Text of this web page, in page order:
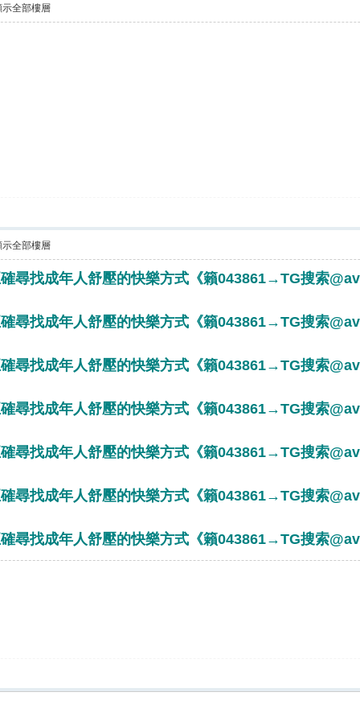
示全部樓層
示全部樓層
尋找成年人舒壓的快樂方式《籟043861→TG搜索
尋找成年人舒壓的快樂方式《籟043861→TG搜索
尋找成年人舒壓的快樂方式《籟043861→TG搜索
尋找成年人舒壓的快樂方式《籟043861→TG搜索
尋找成年人舒壓的快樂方式《籟043861→TG搜索
尋找成年人舒壓的快樂方式《籟043861→TG搜索
尋找成年人舒壓的快樂方式《籟043861→TG搜索